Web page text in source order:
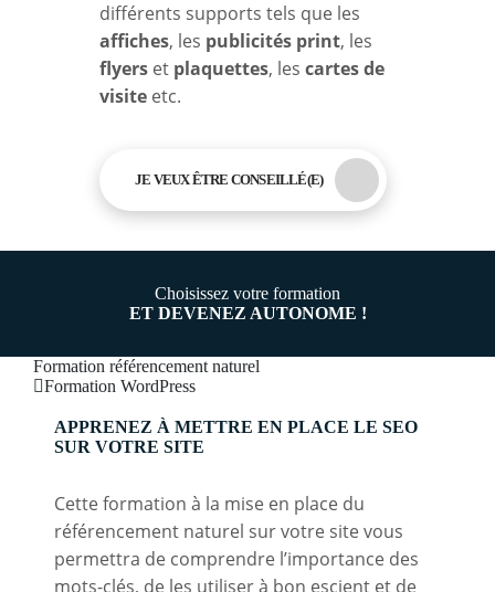
différents supports tels que les
affiches, les publicités print, les
flyerset plaquettes, les cartes de
visiteetc.
JE VEUX ÊTRE CONSEILLÉ(E)
Choisissez votre formation
ET DEVENEZ AUTONOME !
Formation référencement naturel
Formation WordPress
APPRENEZ À METTRE EN PLACE LE SEO
SUR VOTRE SITE
Cette formation à la mise en place du
référencement naturel sur votre site vous
permettra de comprendre l’importance des
mots-clés, de les utiliser à bon escient et de